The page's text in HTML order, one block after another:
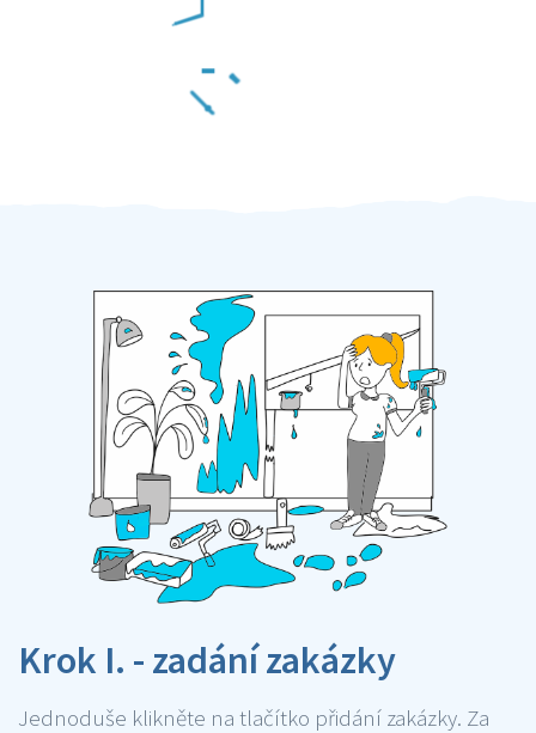
Krok I. - zadání zakázky
Jednoduše klikněte na tlačítko přidání zakázky. Za